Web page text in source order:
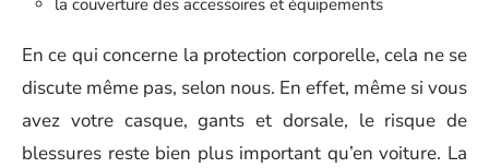
En ce qui concerne la protection corporelle, cela ne se
discute même pas, selon nous. En effet, même si vous
avez votre casque, gants et dorsale, le risque de
blessures reste bien plus important qu’en voiture. La